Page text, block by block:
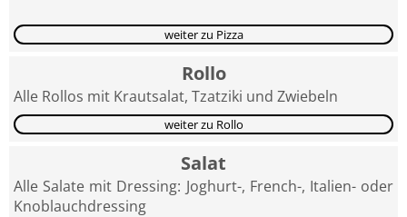
weiter zu Pizza
Rollo
Alle Rollos mit Krautsalat, Tzatziki und Zwiebeln
weiter zu Rollo
Salat
Alle Salate mit Dressing: Joghurt-, French-, Italien- oder
Knoblauchdressing